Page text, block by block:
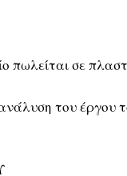
πωλείται σε
του έργου